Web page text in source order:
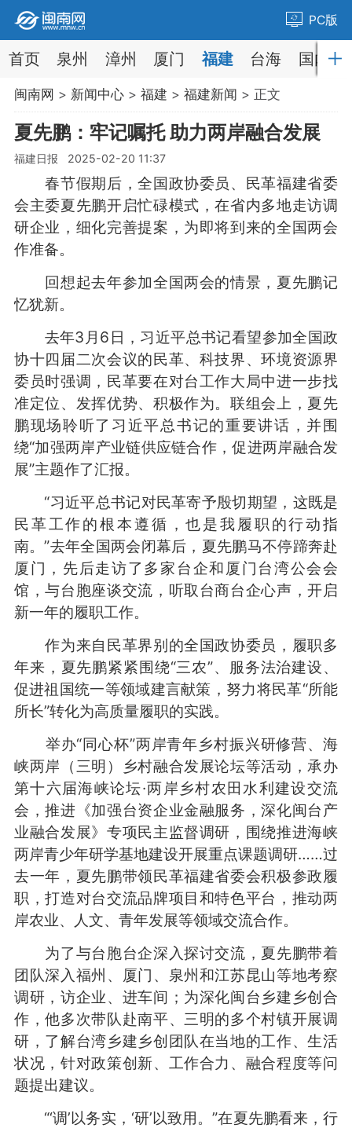
PC版
首页 泉州 漳州 厦门 福建 台海 国内
闽南网 > 新闻中心> 福建 > 福建新闻 > 正文
夏先鹏：牢记嘱托 助力两岸融合发展
福建日报 2025-02-20 11:37
春节假期后，全国政协委员、民革福建省委
会主委夏先鹏开启忙碌模式，在省内多地走访调
研企业，细化完善提案，为即将到来的全国两会
作准备。
回想起去年参加全国两会的情景，夏先鹏记
忆犹新。
去年3月6日，习近平总书记看望参加全国政
协十四届二次会议的民革、科技界、环境资源界
委员时强调，民革要在对台工作大局中进一步找
准定位、发挥优势、积极作为。联组会上，夏先
鹏现场聆听了习近平总书记的重要讲话，并围
绕“加强两岸产业链供应链合作，促进两岸融合发
展”主题作了汇报。
“习近平总书记对民革寄予殷切期望，这既是
民革工作的根本遵循，也是我履职的行动指
南。”去年全国两会闭幕后，夏先鹏马不停蹄奔赴
厦门，先后走访了多家台企和厦门台湾公会会
馆，与台胞座谈交流，听取台商台企心声，开启
新一年的履职工作。
作为来自民革界别的全国政协委员，履职多
年来，夏先鹏紧紧围绕“三农”、服务法治建设、
促进祖国统一等领域建言献策，努力将民革“所能
所长”转化为高质量履职的实践。
举办“同心杯”两岸青年乡村振兴研修营、海
峡两岸（三明）乡村融合发展论坛等活动，承办
第十六届海峡论坛·两岸乡村农田水利建设交流
会，推进《加强台资企业金融服务，深化闽台产
业融合发展》专项民主监督调研，围绕推进海峡
两岸青少年研学基地建设开展重点课题调研……过
去一年，夏先鹏带领民革福建省委会积极参政履
职，打造对台交流品牌项目和特色平台，推动两
岸农业、人文、青年发展等领域交流合作。
为了与台胞台企深入探讨交流，夏先鹏带着
团队深入福州、厦门、泉州和江苏昆山等地考察
调研，访企业、进车间；为深化闽台乡建乡创合
作，他多次带队赴南平、三明的多个村镇开展调
研，了解台湾乡建乡创团队在当地的工作、生活
状况，针对政策创新、工作合力、融合程度等问
题提出建议。
“‘调’以务实，‘研’以致用。”在夏先鹏看来，行